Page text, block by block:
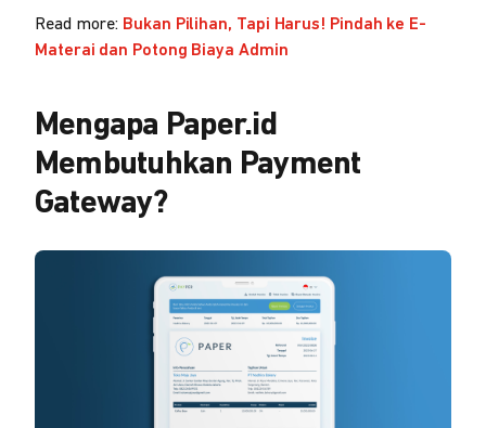
Read more: Bukan Pilihan, Tapi Harus! Pindah ke E-
Materai dan Potong Biaya Admin
Mengapa Paper.id
Membutuhkan Payment
Gateway?